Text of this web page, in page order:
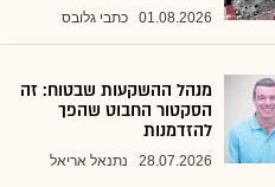
01.08.2026 כתבי גלובס
מנהל ההשקעות שבטוח: זה
הסקטור החבוט שהפך
להזדמנות
28.07.2026 נתנאל אריאל